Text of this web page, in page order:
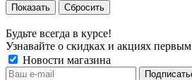
Сбросить
Будьте всегда в курсе!
Узнавайте о скидках и акциях первым
Новости магазина